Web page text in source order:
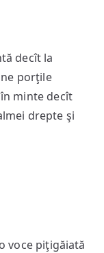
decît la
porţile
minte decît
drepte şi
voce piţigăiată